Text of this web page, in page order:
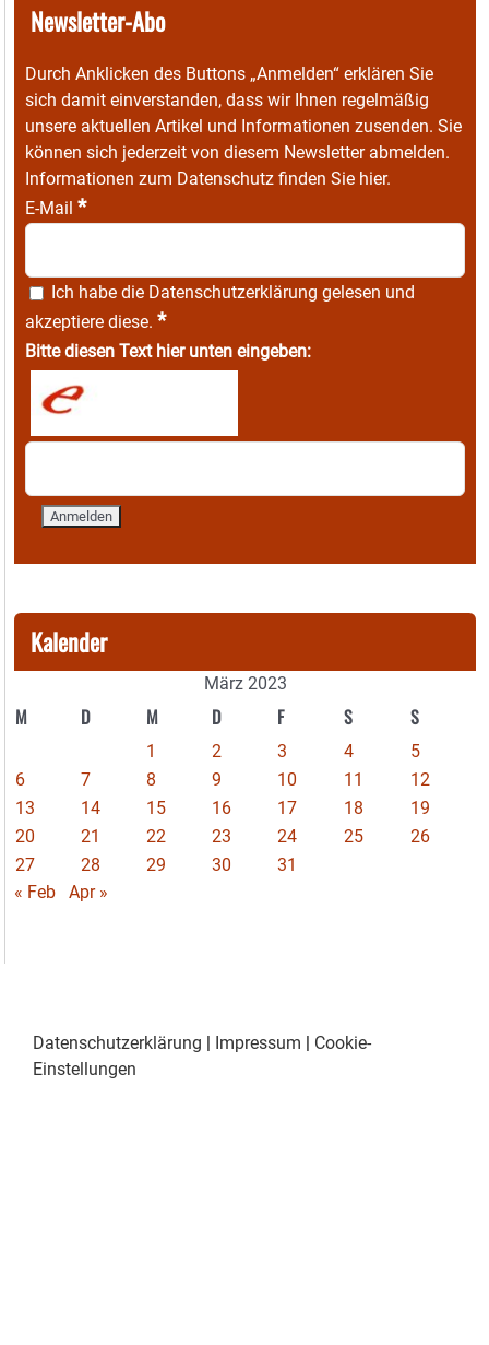
Newsletter-Abo
Durch Anklicken des Buttons „Anmelden“ erklären Sie
sich damit einverstanden, dass wir Ihnen regelmäßig
unsere aktuellen Artikel und Informationen zusenden. Sie
können sich jederzeit von diesem Newsletter abmelden.
Informationen zum Datenschutz finden Sie hier.
E-Mail *
Ich habe die Datenschutzerklärung gelesen und
akzeptiere diese. *
Bitte diesen Text hier unten eingeben:
Kalender
März 2023
M D M D F S S
1 2 3 4
5
6
7 8 9 10 11
12
13
14 15 16 17 18
19
20
21 22 23 24 25
26
27
28 29 30
31
« Feb
Apr »
Datenschutzerklärung | Impressum | Cookie-
Einstellungen